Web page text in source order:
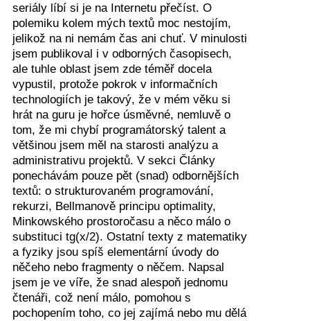
seriály líbí si je na Internetu přečíst. O
polemiku kolem mých textů moc nestojím,
jelikož na ni nemám čas ani chuť. V minulosti
jsem publikoval i v odborných časopisech,
ale tuhle oblast jsem zde téměř docela
vypustil, protože pokrok v informačních
technologiích je takový, že v mém věku si
hrát na guru je hořce úsměvné, nemluvě o
tom, že mi chybí programátorský talent a
většinou jsem měl na starosti analýzu a
administrativu projektů. V sekci Články
ponechávám pouze pět (snad) odbornějších
textů: o strukturovaném programování,
rekurzi, Bellmanově principu optimality,
Minkowského prostoročasu a něco málo o
substituci tg(x/2). Ostatní texty z matematiky
a fyziky jsou spíš elementární úvody do
něčeho nebo fragmenty o něčem. Napsal
jsem je ve víře, že snad alespoň jednomu
čtenáři, což není málo, pomohou s
pochopením toho, co jej zajímá nebo mu dělá